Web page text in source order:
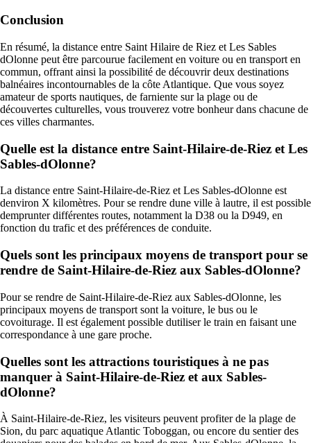
Conclusion
En résumé, la distance entre Saint Hilaire de Riez et Les Sables
dOlonne peut être parcourue facilement en voiture ou en transport en
commun, offrant ainsi la possibilité de découvrir deux destinations
balnéaires incontournables de la côte Atlantique. Que vous soyez
amateur de sports nautiques, de farniente sur la plage ou de
découvertes culturelles, vous trouverez votre bonheur dans chacune de
ces villes charmantes.
Quelle est la distance entre Saint-Hilaire-de-Riez et Les
Sables-dOlonne?
La distance entre Saint-Hilaire-de-Riez et Les Sables-dOlonne est
denviron X kilomètres. Pour se rendre dune ville à lautre, il est possible
demprunter différentes routes, notamment la D38 ou la D949, en
fonction du trafic et des préférences de conduite.
Quels sont les principaux moyens de transport pour se
rendre de Saint-Hilaire-de-Riez aux Sables-dOlonne?
Pour se rendre de Saint-Hilaire-de-Riez aux Sables-dOlonne, les
principaux moyens de transport sont la voiture, le bus ou le
covoiturage. Il est également possible dutiliser le train en faisant une
correspondance à une gare proche.
Quelles sont les attractions touristiques à ne pas
manquer à Saint-Hilaire-de-Riez et aux Sables-
dOlonne?
À Saint-Hilaire-de-Riez, les visiteurs peuvent profiter de la plage de
Sion, du parc aquatique Atlantic Toboggan, ou encore du sentier des